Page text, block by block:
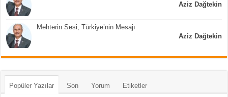
Aziz Dağtekin
Mehterin Sesi, Türkiye’nin Mesajı
Aziz Dağtekin
Popüler Yazılar Son Yorum Etiketler